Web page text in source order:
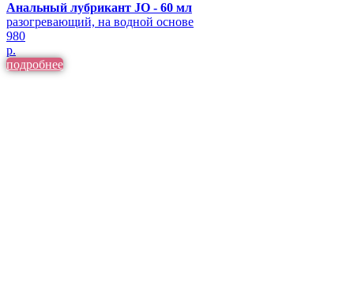
Анальный лубрикант JO - 60 мл
разогревающий, на водной основе
980
р.
подробнее